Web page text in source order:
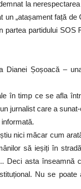
la
„atașament față de
partea partidului SOS
Dianei Șoșoacă –
în timp ce se afla
jurnalist care a sunat-
nici măcar cum
să ieșiți în
Deci asta înseamnă
Nu se poate